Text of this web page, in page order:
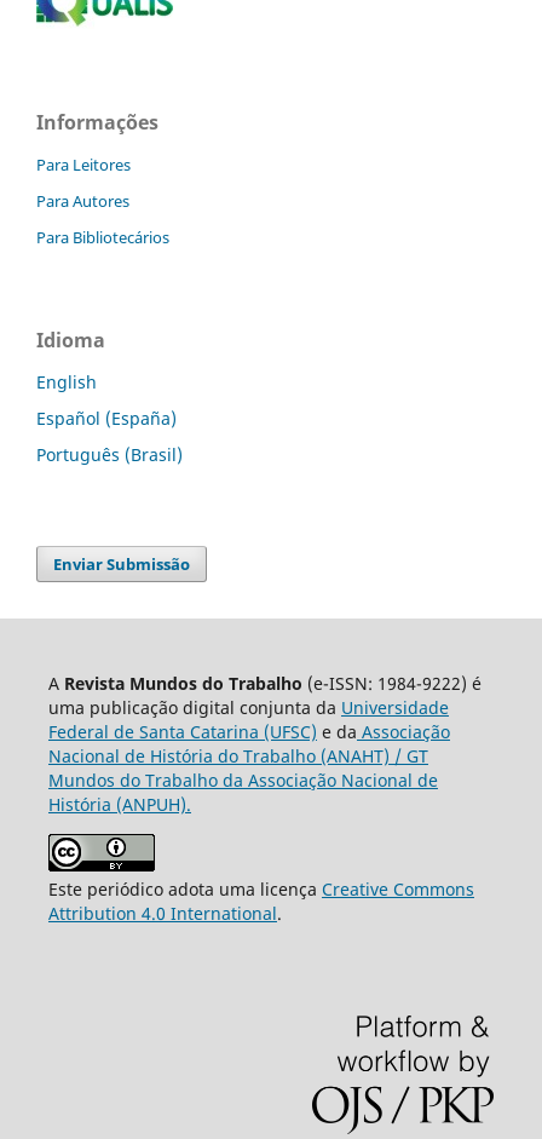
Informações
Para Leitores
Para Autores
Para Bibliotecários
Idioma
English
Español (España)
Português (Brasil)
Enviar Submissão
A Revista Mundos do Trabalho (e-ISSN: 1984-9222) é
uma publicação digital conjunta da Universidade
Federal de Santa Catarina (UFSC) e da Associação
Nacional de História do Trabalho (ANAHT) / GT
Mundos do Trabalho da Associação Nacional de
História (ANPUH).
Este periódico adota uma licença Creative Commons
Attribution 4.0 International.